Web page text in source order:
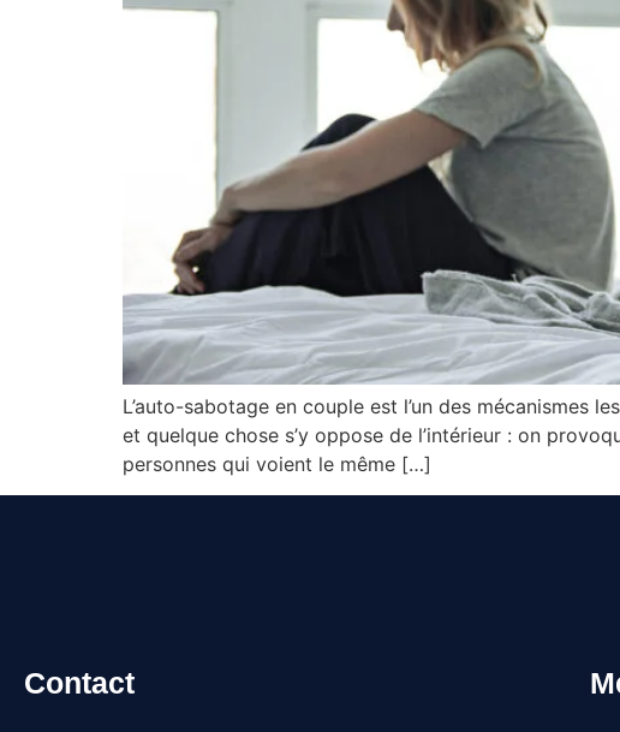
L’auto-sabotage en couple est l’un des mécanismes
et quelque chose s’y oppose de l’intérieur : on
personnes qui voient le même […]
Contact